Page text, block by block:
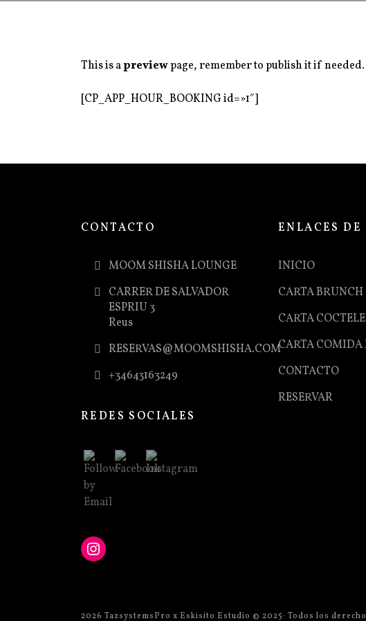
This is apreviewpage, remember to publish it if
[CP_APP_HOUR_BOOKING id=»1″]
CONTACTO
MOOM SHISHA LOUNGE
CARRER DE SALVADOR
ESPRIU 3
Reus
RESERVAS@MOOMSHISHA.COM
+34643163249
REDES SOCIALES
ENLACES DE
INICIO
CARTA BRUNCH
CARTA
CARTA COMIDA
CONTACTO
RESERVAR
2026 TazsystemsPro x Eskisito Estudio © 2025· Todos los